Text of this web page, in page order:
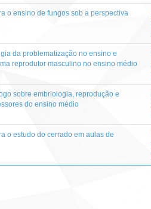
o ensino de fungos sob a perspectiva
da problematização no ensino e
reprodutor masculino no ensino médio
sobre embriologia, reprodução e
do ensino médio
o estudo do cerrado em aulas de